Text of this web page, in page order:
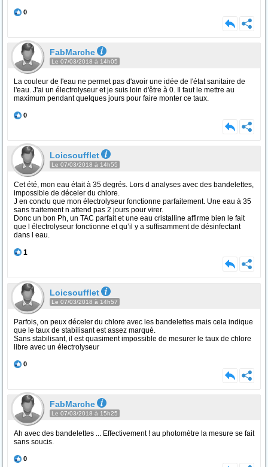
0
FabMarche
Le 07/03/2018 à 14h05
La couleur de l'eau ne permet pas d'avoir une idée de l'état sanitaire de
l'eau. J'ai un électrolyseur et je suis loin d'être à 0. Il faut le mettre au
maximum pendant quelques jours pour faire monter ce taux.
0
Loicsoufflet
Le 07/03/2018 à 14h55
Cet été, mon eau était à 35 degrés. Lors d analyses avec des bandelettes,
impossible de déceler du chlore.
J en conclu que mon électrolyseur fonctionne parfaitement. Une eau à 35
sans traitement n attend pas 2 jours pour virer.
Donc un bon Ph, un TAC parfait et une eau cristalline affirme bien le fait
que l électrolyseur fonctionne et qu’il y a suffisamment de désinfectant
dans l eau.
1
Loicsoufflet
Le 07/03/2018 à 14h57
Parfois, on peux déceler du chlore avec les bandelettes mais cela indique
que le taux de stabilisant est assez marqué.
Sans stabilisant, il est quasiment impossible de mesurer le taux de chlore
libre avec un électrolyseur
0
FabMarche
Le 07/03/2018 à 15h25
Ah avec des bandelettes ... Effectivement ! au photomètre la mesure se fait
sans soucis.
0